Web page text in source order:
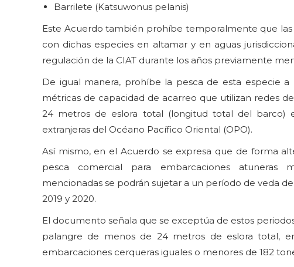
Barrilete (Katsuwonus pelanis)
Este Acuerdo también prohíbe temporalmente que
con dichas especies en altamar y en aguas
regulación de la CIAT durante los años previamente
De igual manera, prohíbe la pesca de esta especie
métricas de capacidad de acarreo que utilizan redes
24 metros de eslora total (longitud total del barco)
extranjeras del Océano Pacífico Oriental (OPO).
Así mismo, en el Acuerdo se expresa que de forma
pesca comercial para embarcaciones atuneras
mencionadas se podrán sujetar a un período de veda
2019 y 2020.
El documento señala que se exceptúa de estos
palangre de menos de 24 metros de eslora total,
embarcaciones cerqueras iguales o menores de 182